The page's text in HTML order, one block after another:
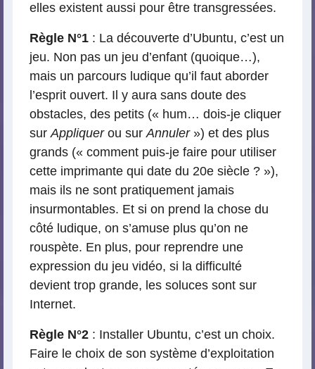
elles existent aussi pour être transgressées.
Règle N°1 : La découverte d’Ubuntu, c’est un
jeu. Non pas un jeu d’enfant (quoique…),
mais un parcours ludique qu’il faut aborder
l’esprit ouvert. Il y aura sans doute des
obstacles, des petits (« hum… dois-je cliquer
surAppliquerou surAnnuler») et des plus
grands (« comment puis-je faire pour utiliser
cette imprimante qui date du 20e siècle ? »),
mais ils ne sont pratiquement jamais
insurmontables. Et si on prend la chose du
côté ludique, on s’amuse plus qu’on ne
rouspète. En plus, pour reprendre une
expression du jeu vidéo, si la difficulté
devient trop grande, les soluces sont sur
Internet.
Règle N°2 : Installer Ubuntu, c’est un choix.
Faire le choix de son système d’exploitation